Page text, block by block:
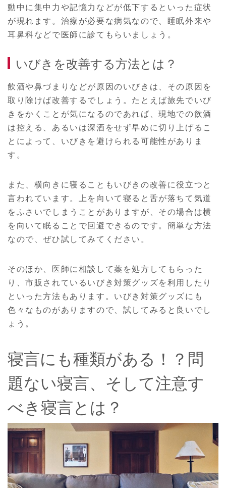
動中に集中力や記憶力などが低下するといった症状
が現れます。治療が必要な病気なので、睡眠外来や
耳鼻科などで医師に診てもらいましょう。
いびきを改善する方法とは？
飲酒や鼻づまりなどが原因のいびきは、その原因を
取り除けば改善するでしょう。たとえば旅先でいび
きをかくことが気になるのであれば、現地での飲酒
は控える、あるいは深酒をせず早めに切り上げるこ
とによって、いびきを避けられる可能性がありま
す。
また、横向きに寝ることもいびきの改善に役立つと
言われています。上を向いて寝ると舌が落ちて気道
をふさいでしまうことがありますが、その場合は横
を向いて眠ることで回避できるのです。簡単な方法
なので、ぜひ試してみてください。
そのほか、医師に相談して薬を処方してもらった
り、市販されているいびき対策グッズを利用したり
といった方法もあります。いびき対策グッズにも
色々なものがありますので、試してみると良いでし
ょう。
寝言にも種類がある！？問
題ない寝言、そして注意す
べき寝言とは？